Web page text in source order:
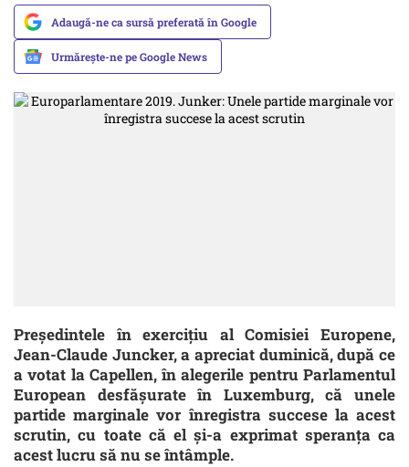
Adaugă-ne ca sursă preferată în Google
Urmărește-ne pe Google News
Preşedintele în exerciţiu al Comisiei Europene,
Jean-Claude Juncker, a apreciat duminică, după ce
a votat la Capellen, în alegerile pentru Parlamentul
European desfăşurate în Luxemburg, că unele
partide marginale vor înregistra succese la acest
scrutin, cu toate că el şi-a exprimat speranţa ca
acest lucru să nu se întâmple.